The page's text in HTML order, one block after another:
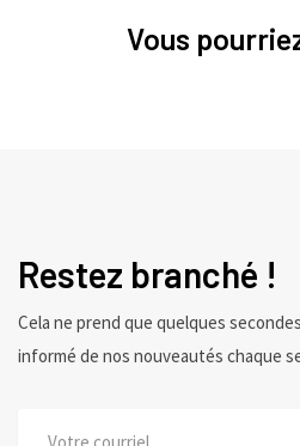
Vous
Restez branché !
Cela ne prend que quelques
informé de nos nouveautés chaque